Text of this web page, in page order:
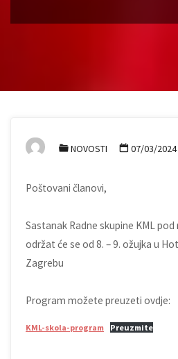
NOVOSTI 07/03/2024
Poštovani članovi,
Sastanak Radne skupine KML pod
održat će se od 8. – 9. ožujka u
Zagrebu
Program možete preuzeti ovdje:
KML-skola-program Preuzmite